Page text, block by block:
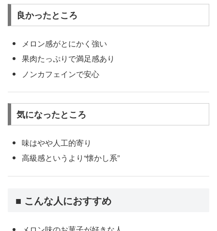
良かったところ
メロン感がとにかく強い
果肉たっぷりで満足感あり
ノンカフェインで安心
気になったところ
味はやや人工的寄り
高級感というより“懐かし系”
■ こんな人におすすめ